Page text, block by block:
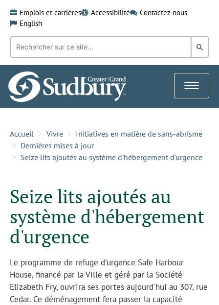
content
Emplois et carrières Accessibilité
Contactez-nous
English
Recherche
mot-
clé:
dans
Toggle
Accueil Vivre
Initiatives en matière de sans-abrisme
Dernières mises à jour
Seize lits ajoutés au système d'hébergement d'urgence
Seize lits ajoutés au
système d'hébergement
d'urgence
Le programme de refuge d'urgence Safe Harbour
House, financé par la Ville et géré par la Société
Elizabeth Fry, ouvrira ses portes aujourd'hui au 307, rue
Cedar. Ce déménagement fera passer la capacité